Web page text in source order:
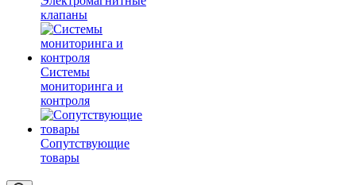
клапаны
Системы
мониторинга и
контроля
Сопутствующие
товары